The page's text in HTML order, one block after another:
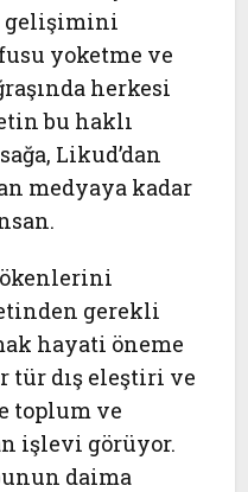
gelişimini
yoketme ve
herkesi
bu haklı
Likud’dan
medyaya kadar
gerekli
hayati öneme
tür dış eleştiri ve
toplum ve
işlevi görüyor.
daima